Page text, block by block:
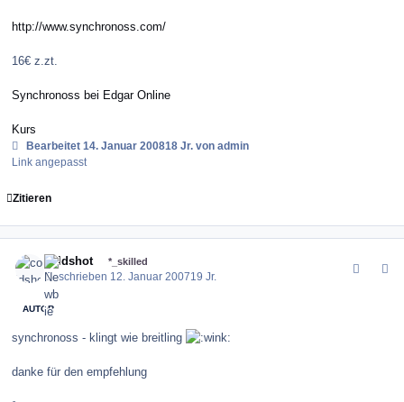
http://www.synchronoss.com/
16€ z.zt.
Synchronoss bei Edgar Online
Kurs
Bearbeitet14. Januar 200818 Jr. von admin
Link angepasst
Zitieren
coldshot *_skilled
Geschrieben 12. Januar 200719 Jr.
AUTOR
synchronoss - klingt wie breitling
danke für den empfehlung